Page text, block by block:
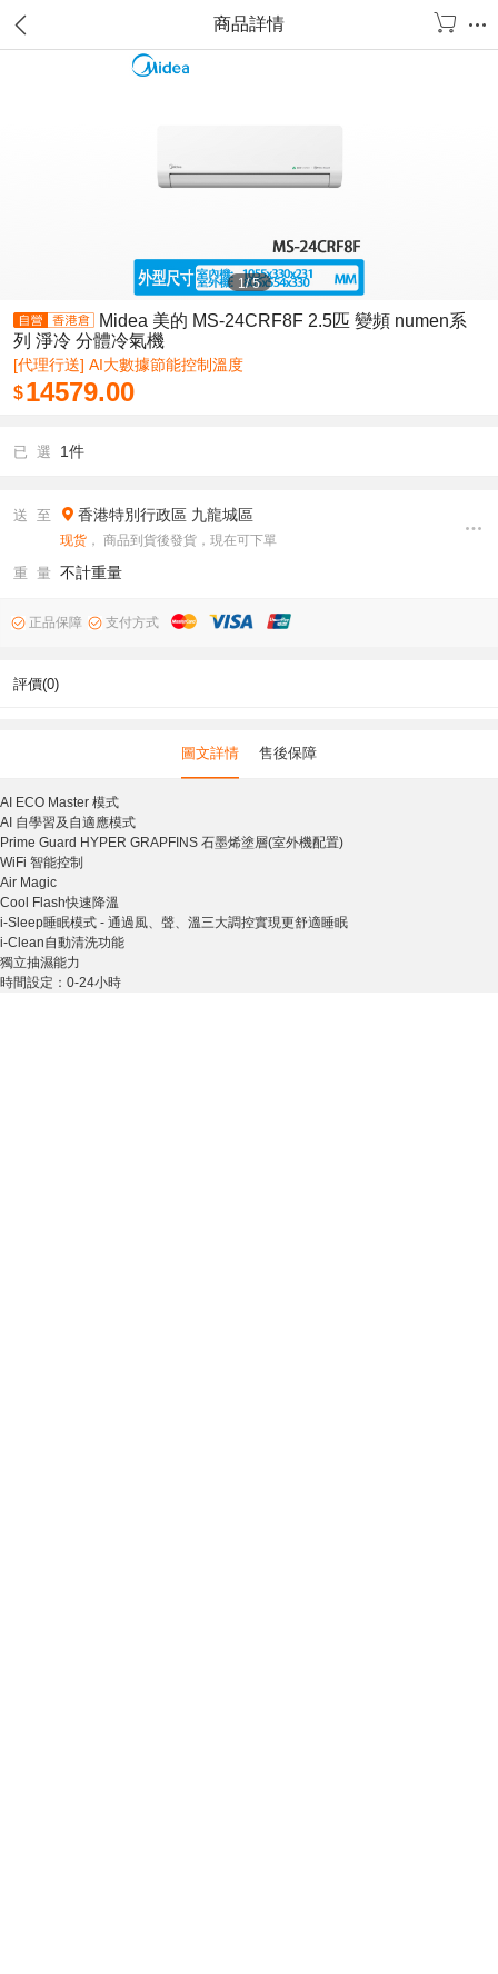
商品詳情
1/5
Midea 美的 MS-24CRF8F 2.5匹 變頻 numen系
列 淨冷 分體冷氣機
[代理行送] AI大數據節能控制溫度
$14579.00
已 選 1件
送 至 香港特別行政區 九龍城區
现货 ， 商品到貨後發貨，現在可下單
重 量 不計重量
正品保障 支付方式
評價(0)
圖文詳情 售後保障
AI ECO Master 模式
AI 自學習及自適應模式
Prime Guard HYPER GRAPFINS 石墨烯塗層(室外機配置)
WiFi 智能控制
Air Magic
Cool Flash快速降溫
i-Sleep睡眠模式 - 通過風、聲、溫三大調控實現更舒適睡眠
i-Clean自動清洗功能
獨立抽濕能力
時間設定：0-24小時